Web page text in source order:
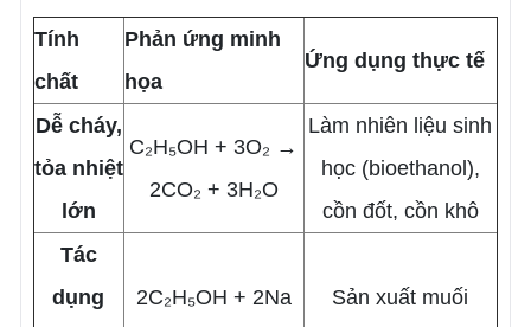
Tính
chất
Phản ứng minh
họa
Ứng dụng thực tế
Dễ cháy,
tỏa nhiệt
lớn
C₂H₅OH + 3O₂ →
2CO₂ + 3H₂O
Làm nhiên liệu sinh
học (bioethanol),
cồn đốt, cồn khô
Tác
dụng
2C₂H₅OH + 2Na
Sản xuất muối